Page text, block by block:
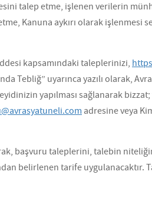
talep etme, işlenen verilerin
Kanuna aykırı olarak
kapsamındaki taleplerinizi,
Tebliğ” uyarınca yazılı olarak,
yapılması sağlanarak
adresine veya
başvuru taleplerini, talebin
belirlenen tarife